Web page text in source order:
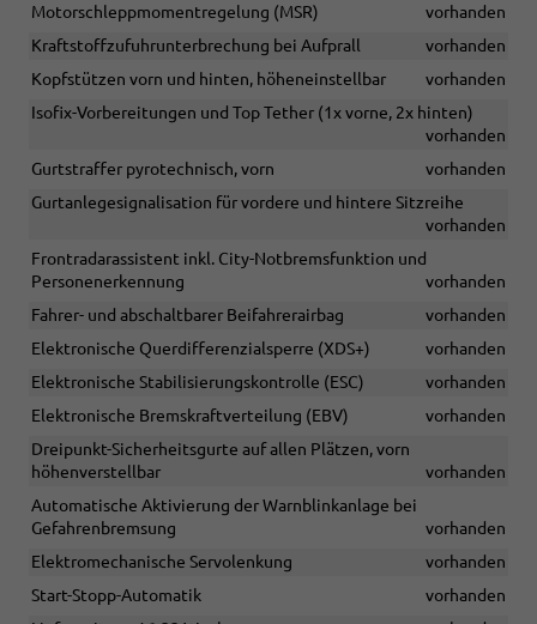
Motorschleppmomentregelung (MSR)
vorhanden
Kraftstoffzufuhrunterbrechung bei Aufprall
vorhanden
Kopfstützen vorn und hinten, höheneinstellbar
vorhanden
Isofix-Vorbereitungen und Top Tether (1x vorne, 2x hinten)
vorhanden
Gurtstraffer pyrotechnisch, vorn
vorhanden
Gurtanlegesignalisation für vordere und hintere Sitzreihe
vorhanden
Frontradarassistent inkl. City-Notbremsfunktion und
Personenerkennung
vorhanden
Fahrer- und abschaltbarer Beifahrerairbag
vorhanden
Elektronische Querdifferenzialsperre (XDS+)
vorhanden
Elektronische Stabilisierungskontrolle (ESC)
vorhanden
Elektronische Bremskraftverteilung (EBV)
vorhanden
Dreipunkt-Sicherheitsgurte auf allen Plätzen, vorn
höhenverstellbar
vorhanden
Automatische Aktivierung der Warnblinkanlage bei
Gefahrenbremsung
vorhanden
Elektromechanische Servolenkung
vorhanden
Start-Stopp-Automatik
vorhanden